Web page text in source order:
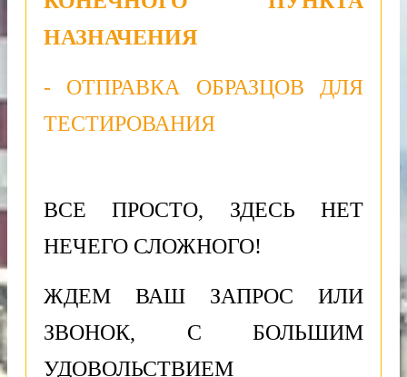
НАЗНАЧЕНИЯ
- ОТПРАВКА ОБРАЗЦОВ ДЛЯ
ТЕСТИРОВАНИЯ
ВСЕ ПРОСТО, ЗДЕСЬ НЕТ
НЕЧЕГО СЛОЖНОГО!
ЖДЕМ ВАШ ЗАПРОС ИЛИ
ЗВОНОК, С БОЛЬШИМ
УДОВОЛЬСТВИЕМ